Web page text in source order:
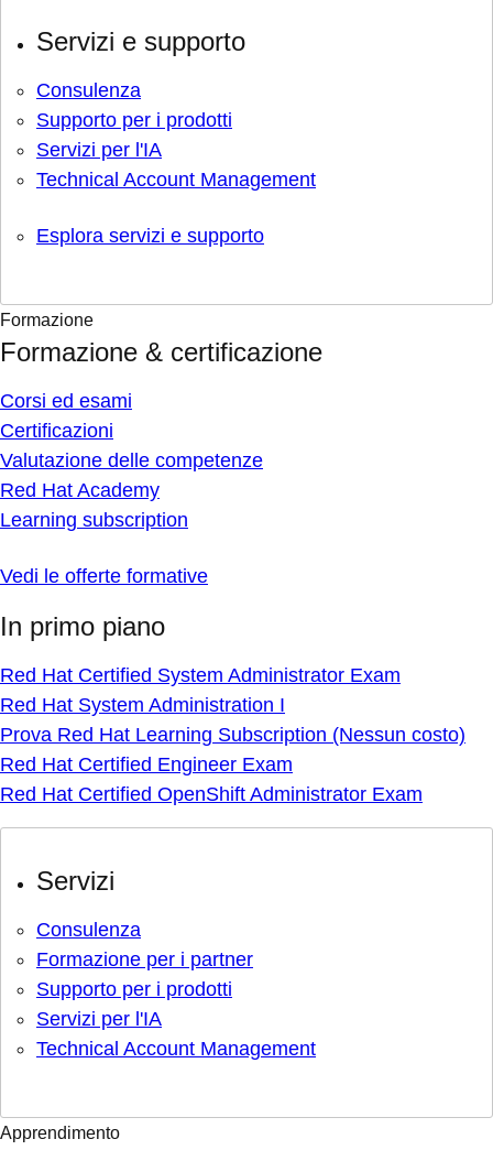
Servizi e supporto
Consulenza
Supporto per i prodotti
Servizi per l'IA
Technical Account Management
Esplora servizi e supporto
Formazione
Formazione & certificazione
Corsi ed esami
Certificazioni
Valutazione delle competenze
Red Hat Academy
Learning subscription
Vedi le offerte formative
In primo piano
Red Hat Certified System Administrator Exam
Red Hat System Administration I
Prova Red Hat Learning Subscription (Nessun costo)
Red Hat Certified Engineer Exam
Red Hat Certified OpenShift Administrator Exam
Servizi
Consulenza
Formazione per i partner
Supporto per i prodotti
Servizi per l'IA
Technical Account Management
Apprendimento